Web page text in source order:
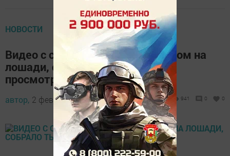
НОВОСТИ
Видео с собакой, скачущей верхом на
лошади, собрало тысячи
просмотров[+видео]
автор, 2 февраля 2015 - 11:22 941 0 0